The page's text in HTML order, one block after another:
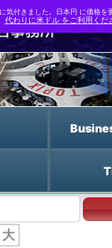
"舒适性
大
気付きました。日本円 に価格を
代わりに米ドル をご利用くだ